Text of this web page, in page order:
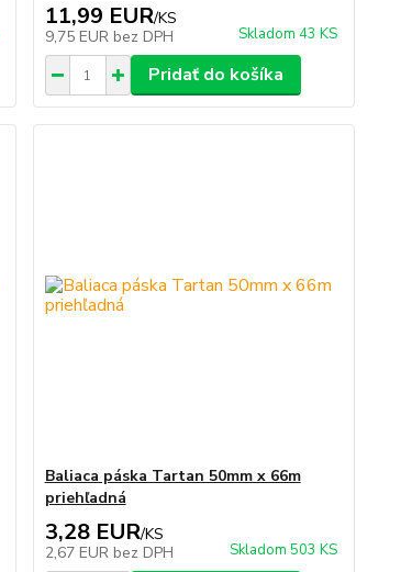
11,99 EUR/KS
9,75 EUR bez DPH Skladom 43 KS
Pridať do košíka
Baliaca páska Tartan 50mm x 66m
priehľadná
3,28 EUR/KS
2,67 EUR bez DPH Skladom 503 KS